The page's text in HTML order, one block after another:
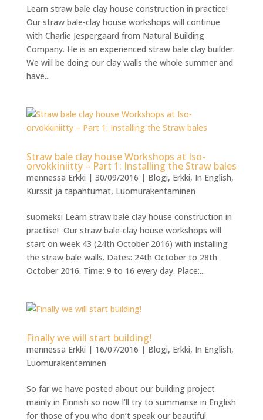
Learn straw bale clay house construction in practice!
Our straw bale-clay house workshops will continue
with Charlie Jespergaard from Natural Building
Company. He is an experienced straw bale clay builder.
We will be doing our clay walls the whole summer and
have...
Straw bale clay house Workshops at Iso-
orvokkiniitty – Part 1: Installing the Straw bales
mennessä Erkki | 30/09/2016 | Blogi, Erkki, In English,
Kurssit ja tapahtumat, Luomurakentaminen
suomeksi Learn straw bale clay house construction in
practise! Our straw bale-clay house workshops will
start on week 43 (24th October 2016) with installing
the straw bale walls. Dates: 24th October to 28th
October 2016. Time: 9 to 16 every day. Place:...
Finally we will start building!
mennessä Erkki | 16/07/2016 | Blogi, Erkki, In English,
Luomurakentaminen
So far we have posted about our building project
mainly in Finnish so now I’ll try to summarise in English
for those of you who don’t speak our beautiful